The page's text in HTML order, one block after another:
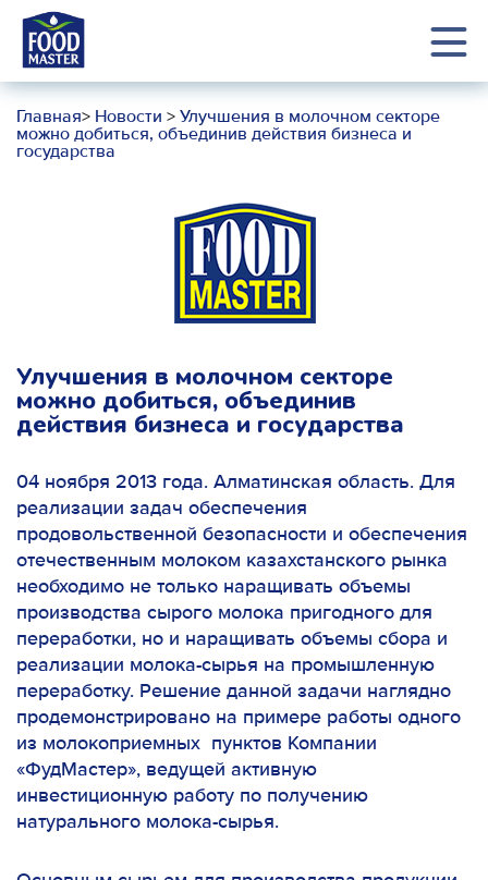
Главная> Новости > Улучшения в молочном секторе
можно добиться, объединив действия бизнеса и
государства
Улучшения в молочном секторе
можно добиться, объединив
действия бизнеса и государства
04 ноября 2013 года. Алматинская область. Для
реализации задач обеспечения
продовольственной безопасности и обеспечения
отечественным молоком казахстанского рынка
необходимо не только наращивать объемы
производства сырого молока пригодного для
переработки, но и наращивать объемы сбора и
реализации молока-сырья на промышленную
переработку. Решение данной задачи наглядно
продемонстрировано на примере работы одного
из молокоприемных пунктов Компании
«ФудМастер», ведущей активную
инвестиционную работу по получению
натурального молока-сырья.